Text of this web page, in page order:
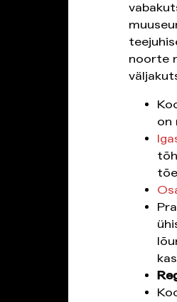
noorte
on